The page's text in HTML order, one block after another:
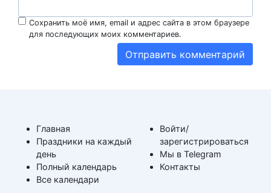
Сохранить моё имя, email и адрес сайта в этом браузере
для последующих моих комментариев.
Главная
Праздники на каждый
день
Полный календарь
Все календари
Войти/
зарегистрироваться
Мы в Telegram
Контакты